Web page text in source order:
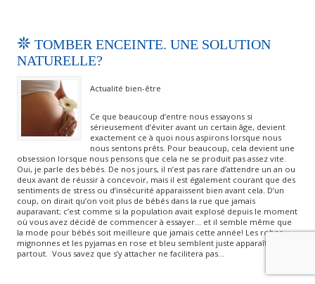
TOMBER ENCEINTE. UNE SOLUTION
NATURELLE?
Actualité bien-être
Ce que beaucoup d’entre nous essayons si
sérieusement d’éviter avant un certain âge, devient
exactement ce à quoi nous aspirons lorsque nous
nous sentons prêts. Pour beaucoup, cela devient une
obsession lorsque nous pensons que cela ne se produit pas assez vite.
Oui, je parle des bébés. De nos jours, il n’est pas rare d’attendre un an ou
deux avant de réussir à concevoir, mais il est également courant que des
sentiments de stress ou d’insécurité apparaissent bien avant cela. D’un
coup, on dirait qu’on voit plus de bébés dans la rue que jamais
auparavant; c’est comme si la population avait explosé depuis le moment
où vous avez décidé de commencer à essayer… et il semble même que
la mode pour bébés soit meilleure que jamais cette année! Les robes
mignonnes et les pyjamas en rose et bleu semblent juste apparaître
partout. Vous savez que s’y attacher ne facilitera pas…